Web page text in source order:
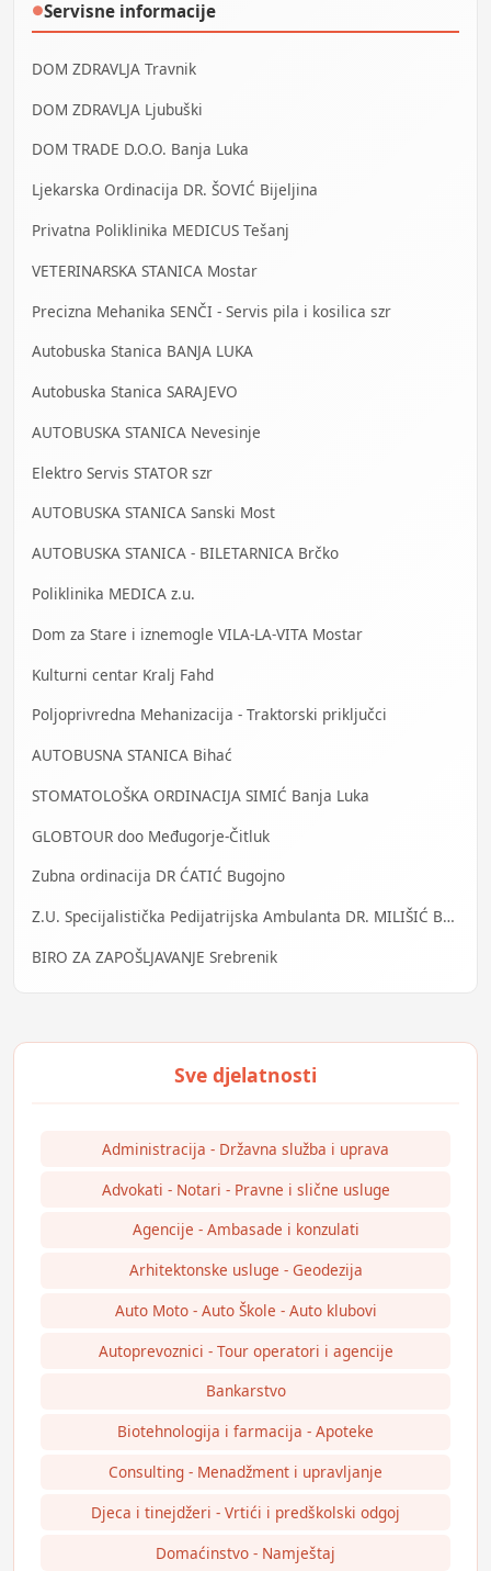
●Servisne informacije
DOM ZDRAVLJA Travnik
DOM ZDRAVLJA Ljubuški
DOM TRADE D.O.O. Banja Luka
Ljekarska Ordinacija DR. ŠOVIĆ Bijeljina
Privatna Poliklinika MEDICUS Tešanj
VETERINARSKA STANICA Mostar
Precizna Mehanika SENČI - Servis pila i kosilica szr
Autobuska Stanica BANJA LUKA
Autobuska Stanica SARAJEVO
AUTOBUSKA STANICA Nevesinje
Elektro Servis STATOR szr
AUTOBUSKA STANICA Sanski Most
AUTOBUSKA STANICA - BILETARNICA Brčko
Poliklinika MEDICA z.u.
Dom za Stare i iznemogle VILA-LA-VITA Mostar
Kulturni centar Kralj Fahd
Poljoprivredna Mehanizacija - Traktorski priključci
AUTOBUSNA STANICA Bihać
STOMATOLOŠKA ORDINACIJA SIMIĆ Banja Luka
GLOBTOUR doo Međugorje-Čitluk
Zubna ordinacija DR ĆATIĆ Bugojno
Z.U. Specijalistička Pedijatrijska Ambulanta DR. MILIŠIĆ Banja Luka
BIRO ZA ZAPOŠLJAVANJE Srebrenik
Administracija - Državna služba i uprava
Advokati - Notari - Pravne i slične usluge
Agencije - Ambasade i konzulati
Arhitektonske usluge - Geodezija
Auto Moto - Auto Škole - Auto klubovi
Autoprevoznici - Tour operatori i agencije
Bankarstvo
Biotehnologija i farmacija - Apoteke
Consulting - Menadžment i upravljanje
Djeca i tinejdžeri - Vrtići i predškolski odgoj
Domaćinstvo - Namještaj